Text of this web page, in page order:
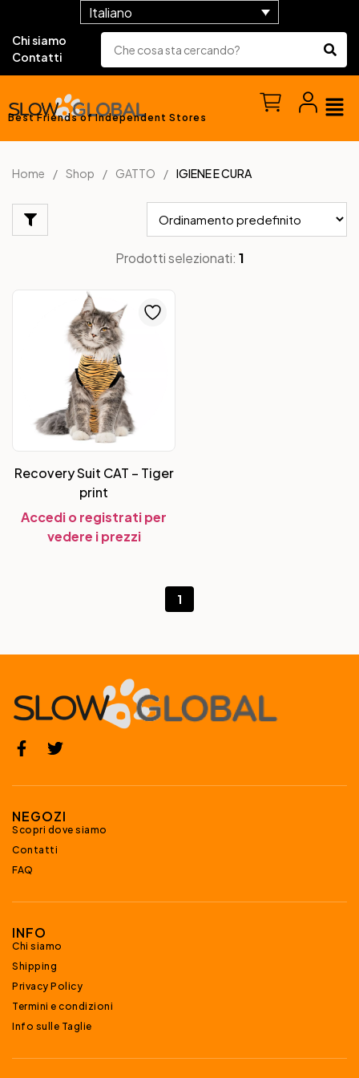
Italiano
Chi siamo
Contatti
Best Friends of Independent Stores
Home Shop GATTO IGIENE E CURA
Prodotti selezionati: 1
Recovery Suit CAT – Tiger
print
Accedi o registrati per
vedere i prezzi
1
NEGOZI
Scopri dove siamo
Contatti
FAQ
INFO
Chi siamo
Shipping
Privacy Policy
Termini e condizioni
Info sulle Taglie